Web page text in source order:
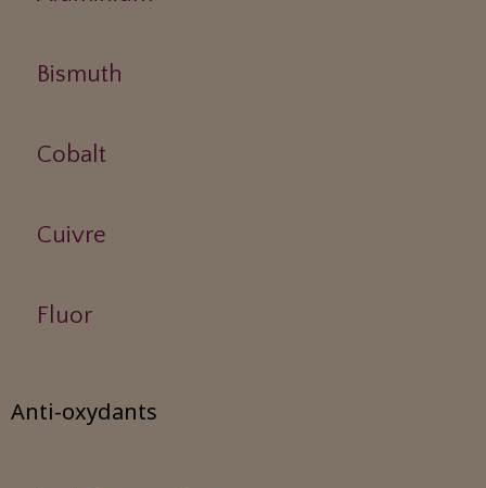
Bismuth
Cobalt
Cuivre
Fluor
Anti-oxydants